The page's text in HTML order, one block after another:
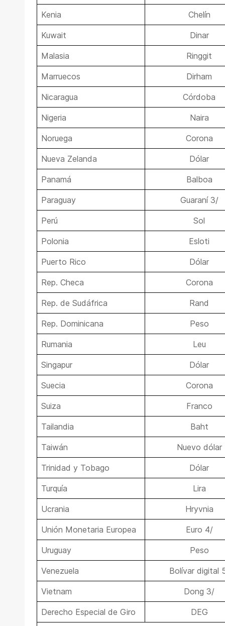
Kenia Chelín
Kuwait Dinar
Malasia Ringgit
Marruecos Dirham
Nicaragua Córdoba
Nigeria Naira
Noruega Corona
Nueva Zelanda Dólar
Panamá Balboa
Paraguay Guaraní 3/
Perú Sol
Polonia Esloti
Puerto Rico Dólar
Rep. Checa Corona
Rep. de Sudáfrica Rand
Rep. Dominicana Peso
Rumania Leu
Singapur Dólar
Suecia Corona
Suiza Franco
Tailandia Baht
Taiwán Nuevo dólar
Trinidad y Tobago Dólar
Turquía Lira
Ucrania Hryvnia
Unión Monetaria Europea Euro 4/
Uruguay Peso
Venezuela Bolívar digital
Vietnam Dong 3/
Derecho Especial de Giro DEG